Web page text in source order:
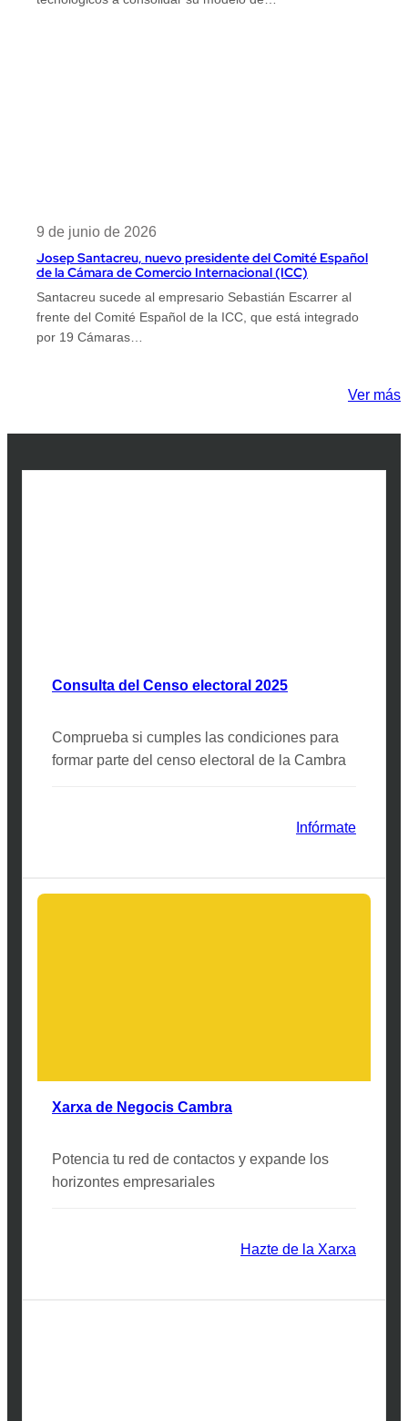
9 de junio de 2026
Josep Santacreu, nuevo presidente del Comité Español
de la Cámara de Comercio Internacional (ICC)
Santacreu sucede al empresario Sebastián Escarrer al
frente del Comité Español de la ICC, que está integrado
por 19 Cámaras…
Ver más
Consulta del Censo electoral 2025
Comprueba si cumples las condiciones para
formar parte del censo electoral de la Cambra
Infórmate
Xarxa de Negocis Cambra
Potencia tu red de contactos y expande los
horizontes empresariales
Hazte de la Xarxa